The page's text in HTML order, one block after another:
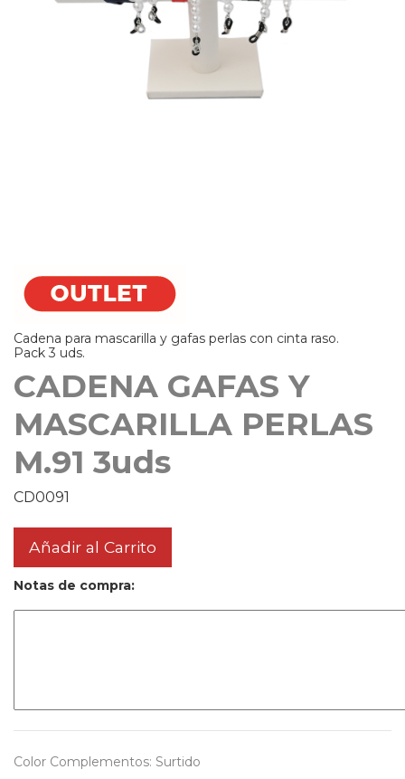
Cadena para mascarilla y gafas perlas con cinta raso.
Pack 3 uds.
CADENA GAFAS Y
MASCARILLA PERLAS
M.91 3uds
CD0091
Añadir al Carrito
Notas de compra:
Color Complementos: Surtido